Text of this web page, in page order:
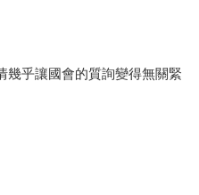
幾乎讓國會的質詢變得無關緊